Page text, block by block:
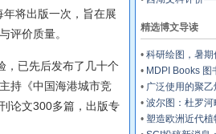
年将出版一次，旨在展
评价质量。
，已先后发布了几十个
持《中国海港城市竞
论文300多篇，出版专
（2026）
精选博文导读
• 科研绘图，暑期优惠
• MDPI Books 图书类型介
• 广泛使用的聚乙烯塑料
• 波尔图：杜罗河畔
• 塑造欧洲近代植物学格局的马德里